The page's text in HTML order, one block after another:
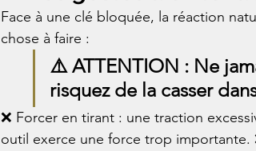
Face à une clé bloquée, la réaction
chose à faire :
⚠️ ATTENTION : Ne
risquez de la casser
❌ Forcer en tirant : une traction
outil exerce une force trop importante.